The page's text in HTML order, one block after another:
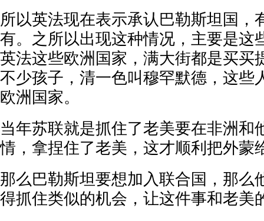
所以英法现在表示承认巴勒斯坦国，
有。之所以出现这种情况，主要是这
英法这些欧洲国家，满大街都是买买
不少孩子，清一色叫穆罕默德，这些
欧洲国家。
当年苏联就是抓住了老美要在非洲和
情，拿捏住了老美，这才顺利把外蒙
那么巴勒斯坦要想加入联合国，那么
得抓住类似的机会，让这件事和老美